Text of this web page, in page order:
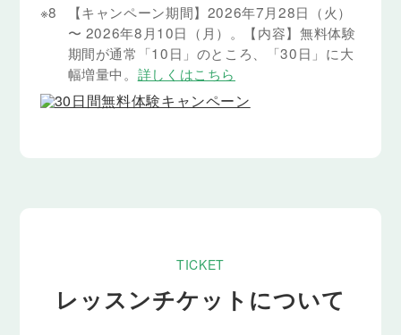
※8
【キャンペーン期間】2026年7月28日（火）
〜 2026年8月10日（月）。【内容】無料体験
期間が通常「10日」のところ、「30日」に大
幅増量中。 詳しくはこちら
TICKET
レッスンチケットについて